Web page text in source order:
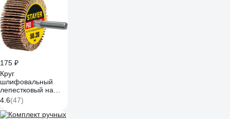
175 ₽
Круг
шлифовальный
лепестковый на
шпильке STAYER
P60, 50x20 мм
36607-060
4.6(47)